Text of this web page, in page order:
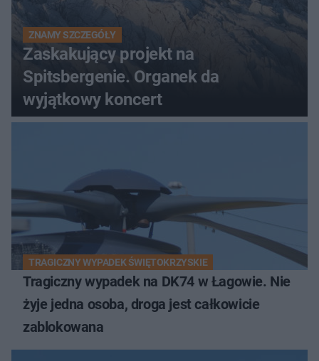
ZNAMY SZCZEGÓŁY
Zaskakujący projekt na
Spitsbergenie. Organek da
wyjątkowy koncert
TRAGICZNY WYPADEK ŚWIĘTOKRZYSKIE
Tragiczny wypadek na DK74 w Łagowie. Nie
żyje jedna osoba, droga jest całkowicie
zablokowana